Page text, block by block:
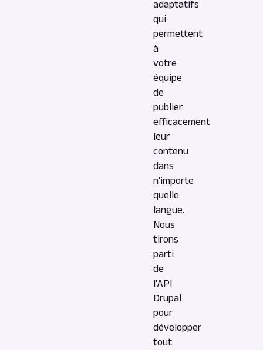
adaptatifs
qui
permettent
à
votre
équipe
de
publier
efficacement
leur
contenu
dans
n'importe
quelle
langue.
Nous
tirons
parti
de
l'API
Drupal
pour
développer
tout